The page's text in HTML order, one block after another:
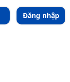
Đăng nhập